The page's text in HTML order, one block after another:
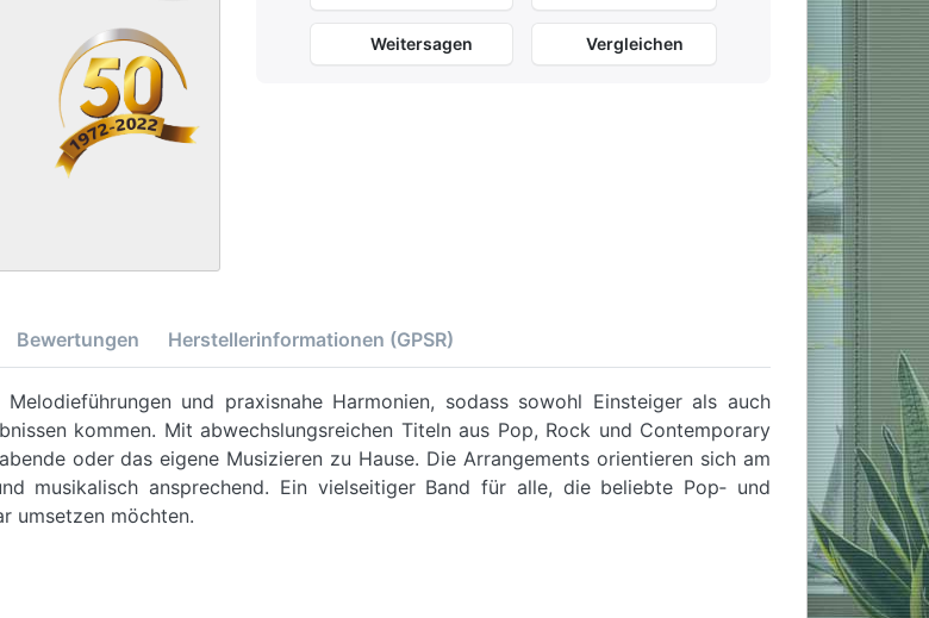
Weitersagen Vergleichen
Bewertungen Herstellerinformationen (GPSR)
und praxisnahe Harmonien, sodass sowohl Einsteiger als auch
kommen. Mit abwechslungsreichen Titeln aus Pop, Rock und Contemporary
oder das eigene Musizieren zu Hause. Die Arrangements orientieren sich am
musikalisch ansprechend. Ein vielseitiger Band für alle, die beliebte Pop‑ und
umsetzen möchten.